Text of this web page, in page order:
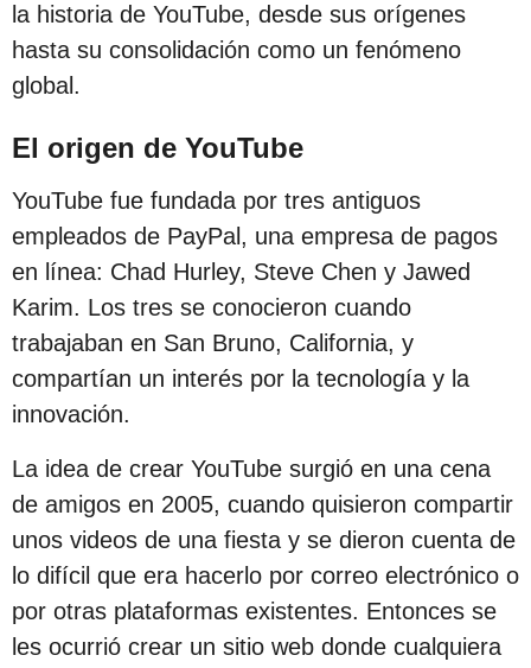
a
p
u
l
i
c
a
c
i
ó
n
la historia de YouTube, desde sus orígenes
hasta su consolidación como un fenómeno
global.
El origen de YouTube
YouTube fue fundada por tres antiguos
empleados de PayPal, una empresa de pagos
en línea: Chad Hurley, Steve Chen y Jawed
Karim. Los tres se conocieron cuando
trabajaban en San Bruno, California, y
compartían un interés por la tecnología y la
innovación.
La idea de crear YouTube surgió en una cena
de amigos en 2005, cuando quisieron compartir
unos videos de una fiesta y se dieron cuenta de
lo difícil que era hacerlo por correo electrónico o
por otras plataformas existentes. Entonces se
les ocurrió crear un sitio web donde cualquiera